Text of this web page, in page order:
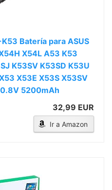
Batería para ASUS
X54L A53 K53
K53SV K53SD K53U
X53E X53S X53SV
5200mAh
32,99 EUR
Ir a Amazon